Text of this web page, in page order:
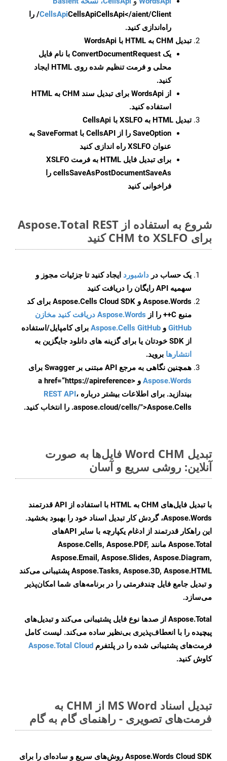
CellsApiCellsApi
CellsApi</aient/Client/ را
راه‌اندازی کنید.
تبدیل CHM به HTML با WordsApi
یک ConvertDocumentRequest با نام فایل
محلی و فرمت تنظیم شده روی HTML ایجاد
کنید.
از WordsApi برای تبدیل سند CHM به HTML
استفاده کنید.
تبدیل HTML به XSLFO با CellsApi
SaveOption
را از CellsAPI با SaveFormat به
عنوان XSLFO راه اندازی کنید
برای تبدیل فایل HTML به فرمت
XSLFO
cellsSaveAsPostDocumentSaveAs را
فراخوانی کنید
شروع به استفاده از Aspose.Total REST
برای CHM to XSLFO کنید
یک حساب در داشبورد ایجاد کنید تا جزئیات مجوز و
سهمیه API رایگان را دریافت کنید
Aspose.Words و Aspose.Cells Cloud SDK برای کد
منبع C++ را از
Aspose.Words دریافت کنید مخازن
GitHub و Aspose.Cells GitHub برای کامپایل/استفاده
از SDK خودتان یا برای گزینه های دانلود جایگزین به
انتشارها بروید.
همچنین نگاهی به مرجع API مبتنی بر Swagger برای
Aspose.Words
و <a href=“https://apireference
بیندازید. برای اطلاعات بیشتر درباره REST API،
.aspose.cloud/cells/">Aspose.Cells را انتخاب کنید.
تبدیل Word CHM فایل‌ها به صورت
آنلاین: روشی سریع و آسان
با تبدیل فایل‌های CHM به HTML با استفاده از API قدرتمند
Aspose.Words، گردش کار تبدیل اسناد خود را بهبود بخشید.
این راهکار قدرتمند از ادغام یکپارچه با سایر APIهای
Aspose.Total مانند Aspose.Cells, Aspose.PDF,
Aspose.Email, Aspose.Slides, Aspose.Diagram,
Aspose.Tasks, Aspose.3D, Aspose.HTML پشتیبانی می‌کند
و تبدیل جامع فایل چندفرمتی را در برنامه‌های شما امکان‌پذیر
می‌سازد.
Aspose.Total از صدها نوع فایل پشتیبانی می‌کند و تبدیل‌های
پیچیده را با انعطاف‌پذیری بی‌نظیر ساده می‌کند. لیست کامل
فرمت‌های پشتیبانی شده را در پلتفرم Aspose.Total Cloud
کاوش کنید.
تبدیل اسناد MS Word از CHM به
فرمت‌های تصویری - راهنمای گام به گام
Aspose.Words Cloud SDK روش‌های سریع و ساده‌ای را برای